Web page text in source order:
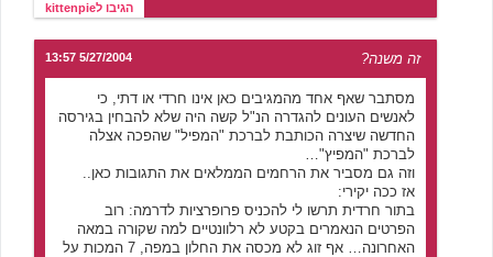
הגיבו לkittenpie
זה משנה? 5/27/2004 13:57
מסתבר שאף אחד מהמגיבים כאן אינו חרדי או דתי, כי
לאנשים העונים להגדרה הנ"ל קשה היה שלא להבחין בגירסה
החדשה שיצרה הכותבת לברכת "המפיל" שהפכה אצלה
לברכת "המפיץ"…
וזה גם מסביר את הרחמים הממלאים את התגובות כאן..
אז ככה יקירי:
בתור חרדית תרשו לי להכניס פרופרציות לדרמה: רוב
הפרטים הנאמרים בקטע לא רלוונטיים למה שקורה במאה
האחרונה… אף זוג לא מכסה את החלון במפה, 7 המכות על